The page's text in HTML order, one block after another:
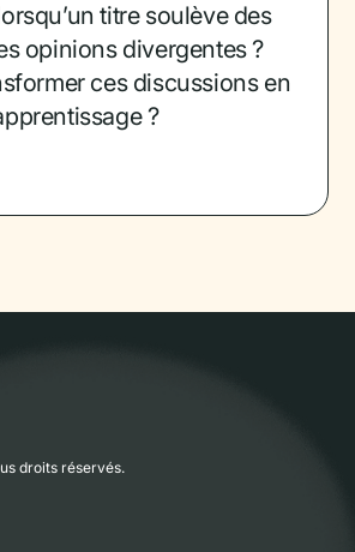
titre soulève des
opinions divergentes ?
ces discussions en
?
droits réservés.